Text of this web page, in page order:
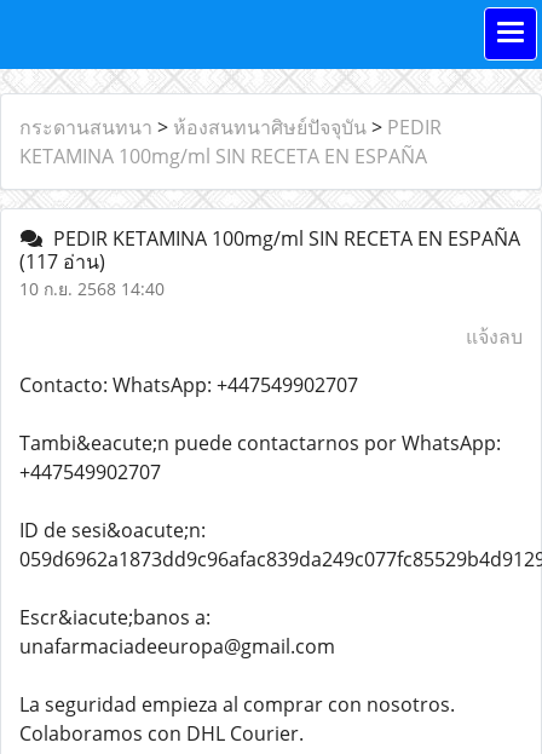
กระดานสนทนา > ห้องสนทนาศิษย์ปัจจุบัน> PEDIR
KETAMINA 100mg/ml SIN RECETA EN ESPAÑA
PEDIR KETAMINA 100mg/ml SIN RECETA EN ESPAÑA
(117 อ่าน)
10 ก.ย. 2568 14:40
แจ้งลบ
Contacto: WhatsApp: +447549902707
Tambi&eacute;n puede contactarnos por WhatsApp:
+447549902707
ID de sesi&oacute;n:
Escr&iacute;banos a:
unafarmaciadeeuropa@gmail.com
La seguridad empieza al comprar con nosotros.
Colaboramos con DHL Courier.